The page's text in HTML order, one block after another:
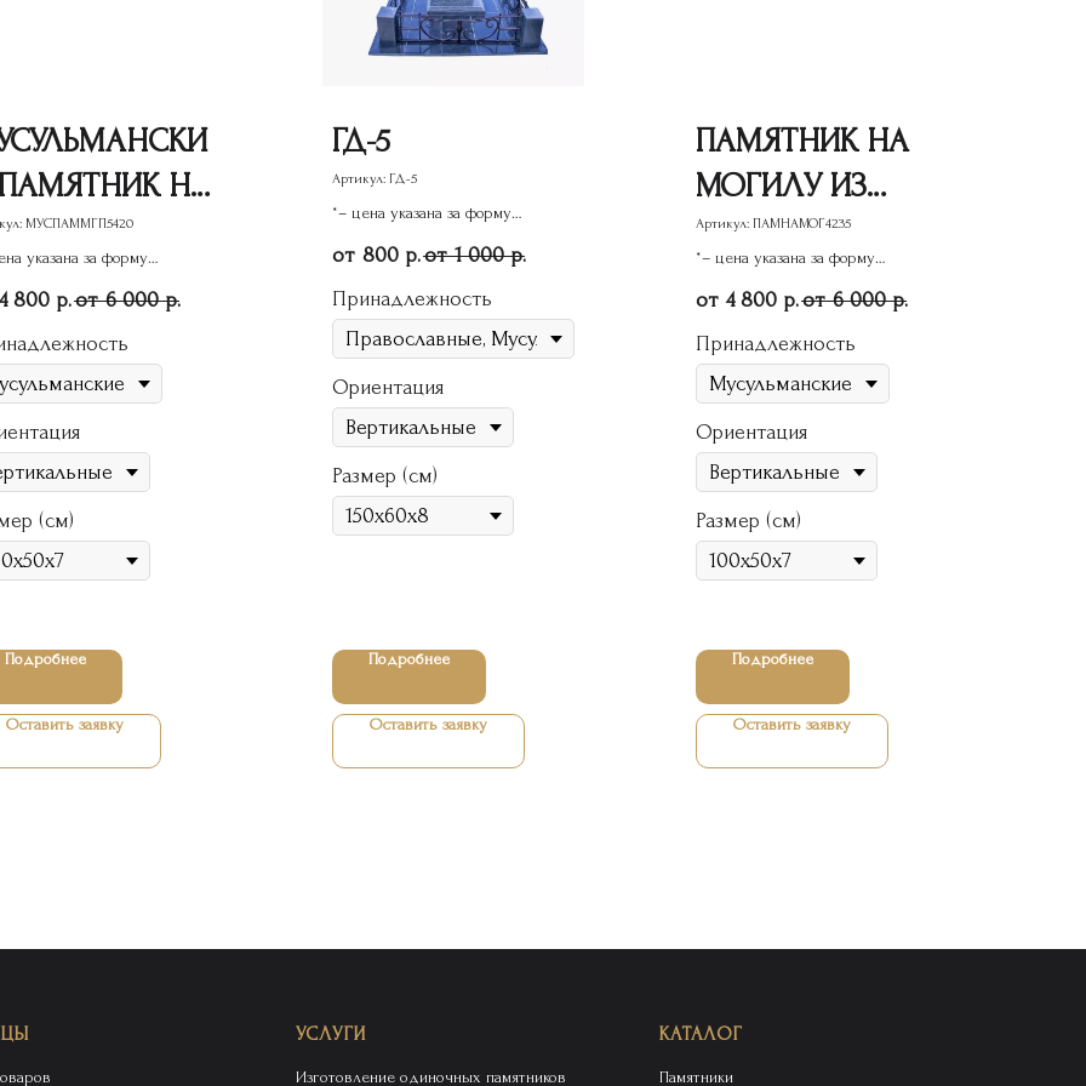
НА
ИЗ
105
МУСПАММГП5420
указана за форму
4 800 р. 6 000 р.
(см)
Подробнее
Оставить заявку
ГД-5
Артикул: ГД-5
*– цена указана за форму
800 р. 1 000 р.
Принадлежность
Ориентация
Размер (см)
Подробнее
Оставить заявку
ПАМЯТНИК НА
МОГИЛУ ИЗ
ГРАНИТА ГП-127
Артикул: ПАМНАМОГ4235
*– цена указана за форму
4 800 р. 6 000 р.
Принадлежность
Ориентация
Размер (см)
Подробнее
Оставить заявку
УСЛУГИ
Изготовление одиночных памятников
КАТАЛОГ
Памятники